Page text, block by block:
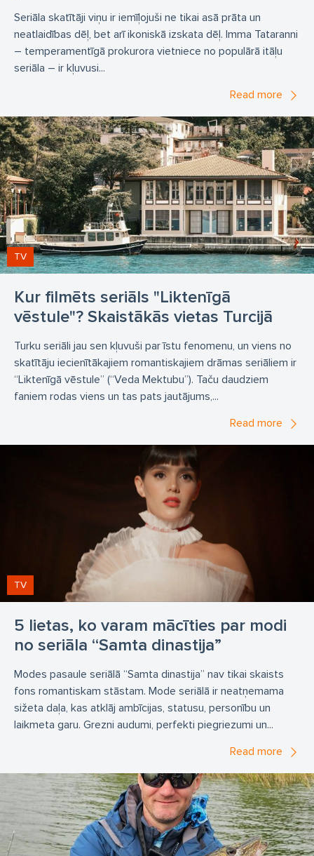
Seriāla skatītāji viņu ir iemīļojuši ne tikai asā prāta un
neatlaidības dēļ, bet arī ikoniskā izskata dēļ. Imma Tataranni
– temperamentīgā prokurora vietniece no populārā itāļu
seriāla – ir kļuvusi...
Read more
Kur filmēts seriāls "Liktenīgā
vēstule"? Skaistākās vietas Turcijā
TV
Turku seriāli jau sen kļuvuši par īstu fenomenu, un viens no
skatītāju iecienītākajiem romantiskajiem drāmas seriāliem ir
“Liktenīgā vēstule” (“Veda Mektubu”). Taču daudziem
faniem rodas viens un tas pats jautājums,...
Read more
5 lietas, ko varam mācīties par modi
no seriāla “Samta dinastija”
TV
Modes pasaule seriālā “Samta dinastija” nav tikai skaists
fons romantiskam stāstam. Mode seriālā ir neatņemama
sižeta daļa, kas atklāj ambīcijas, statusu, personību un
laikmeta garu. Grezni audumi, perfekti piegriezumi un...
Read more